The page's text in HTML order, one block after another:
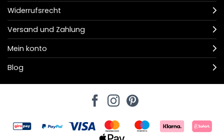
Widerrufsrecht
Versand und Zahlung
Mein konto
Blog